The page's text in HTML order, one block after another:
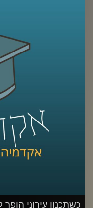
ליבאי חוקר את
עד כמה משפיעה
ניתן להשתמש בזה
השיווקית של
השיווקי החכם
קרדיט תמונות:
כשתכנון עירוני הופך